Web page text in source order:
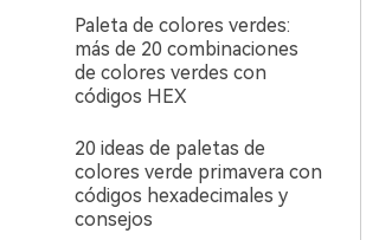
Paleta de colores verdes:
más de 20 combinaciones
de colores verdes con
códigos HEX
20 ideas de paletas de
colores verde primavera con
códigos hexadecimales y
consejos